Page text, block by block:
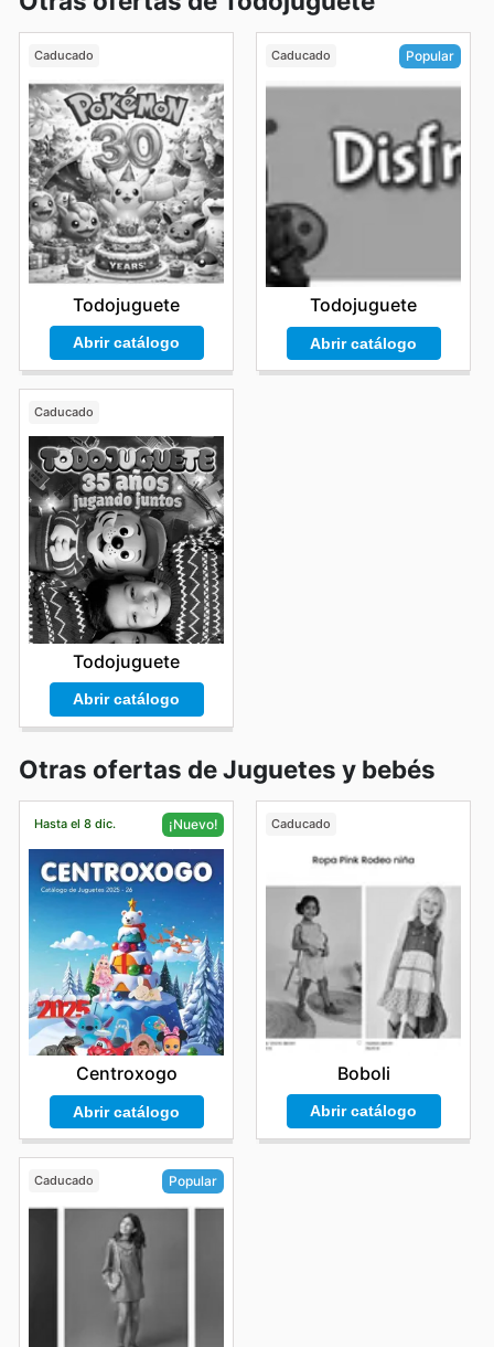
Caducado
Todojuguete
Abrir catálogo
Caducado Popular
Todojuguete
Abrir catálogo
Caducado
Todojuguete
Abrir catálogo
Otras ofertas de Juguetes y bebés
Hasta el 8 dic. ¡Nuevo!
Centroxogo
Abrir catálogo
Caducado
Boboli
Abrir catálogo
Caducado Popular